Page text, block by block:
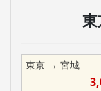
東京 → 宮城